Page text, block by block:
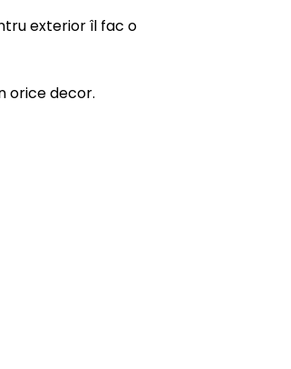
exterior îl fac o
orice decor.